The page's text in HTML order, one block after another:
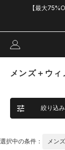
【最大
メンズ＋ウ
絞り込
選択中の条件： メンズ